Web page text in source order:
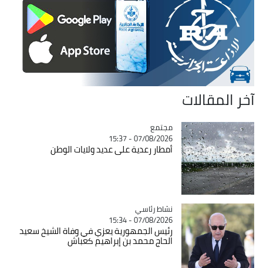
آخر المقالات
Catégorie
مجتمع
07/08/2026 - 15:37
أمطار رعدية على عديد ولايات الوطن
Catégorie
نشاط رئاسي
07/08/2026 - 15:34
رئيس الجمهورية يعزي في وفاة الشيخ سعيد
الحاج محمد بن إبراهيم كعباش